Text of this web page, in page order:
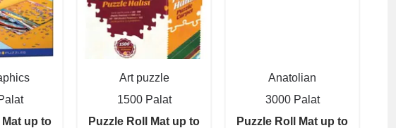
Mat up to
Art puzzle
1500 Palat
Puzzle Roll Mat up to
Anatolian
3000 Palat
Puzzle Roll Mat up to